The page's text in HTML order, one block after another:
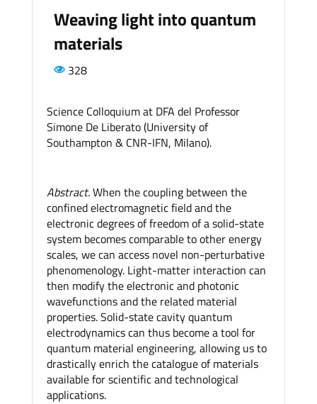
Weaving light into quantum
materials
328
Science Colloquium at DFA del Professor
Simone De Liberato (University of
Southampton & CNR-IFN, Milano).
Abstract.When the coupling between the
confined electromagnetic field and the
electronic degrees of freedom of a solid-state
system becomes comparable to other energy
scales, we can access novel non-perturbative
phenomenology. Light-matter interaction can
then modify the electronic and photonic
wavefunctions and the related material
properties. Solid-state cavity quantum
electrodynamics can thus become a tool for
quantum material engineering, allowing us to
drastically enrich the catalogue of materials
available for scientific and technological
applications.